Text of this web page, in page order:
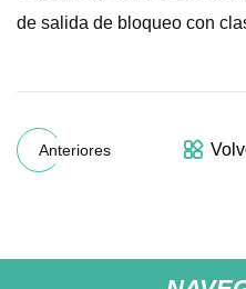
de salida de bloqueo con
Anteriores